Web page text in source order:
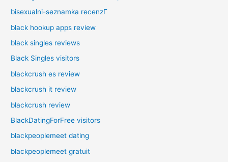
bisexualni-seznamka recenzГ­
black hookup apps review
black singles reviews
Black Singles visitors
blackcrush es review
blackcrush it review
blackcrush review
BlackDatingForFree visitors
blackpeoplemeet dating
blackpeoplemeet gratuit